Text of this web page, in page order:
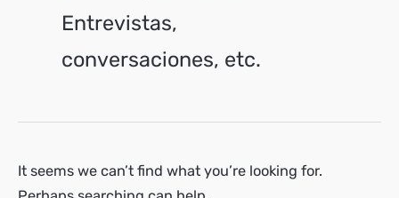
Entrevistas,
conversaciones, etc.
It seems we can’t find what you’re looking for.